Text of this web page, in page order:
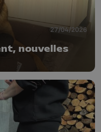
27/04/2026
nouvelles